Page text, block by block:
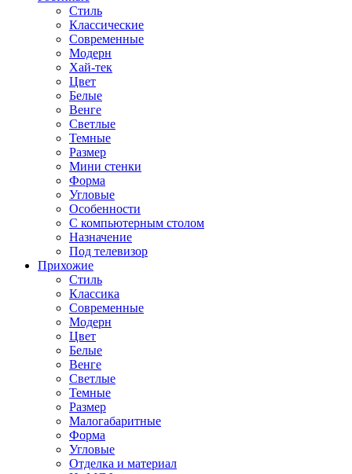
Стиль
Классические
Современные
Модерн
Хай-тек
Цвет
Белые
Венге
Светлые
Темные
Размер
Мини стенки
Форма
Угловые
Особенности
С компьютерным столом
Назначение
Под телевизор
Прихожие
Стиль
Классика
Современные
Модерн
Цвет
Белые
Венге
Светлые
Темные
Размер
Малогабаритные
Форма
Угловые
Отделка и материал